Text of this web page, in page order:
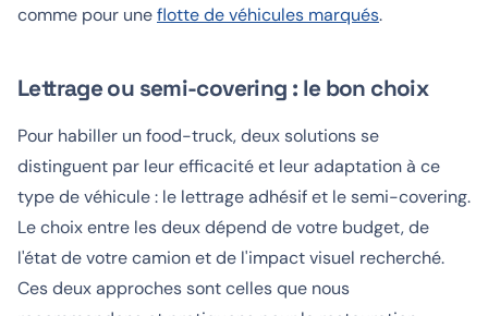
comme pour uneflotte de véhicules marqués.
Lettrage ou semi-covering : le bon choix
Pour habiller un food-truck, deux solutions se
distinguent par leur efficacité et leur adaptation à ce
type de véhicule : le lettrage adhésif et le semi-covering.
Le choix entre les deux dépend de votre budget, de
l'état de votre camion et de l'impact visuel recherché.
Ces deux approches sont celles que nous